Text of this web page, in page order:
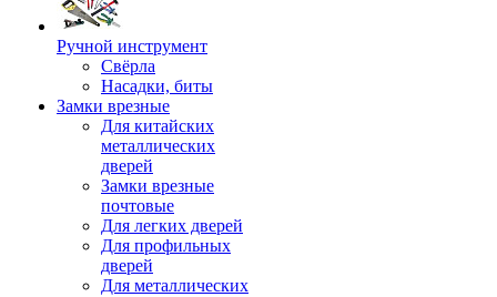
Ручной инструмент
Свёрла
Насадки, биты
Замки врезные
Для китайских
металлических
дверей
Замки врезные
почтовые
Для легких дверей
Для профильных
дверей
Для металлических